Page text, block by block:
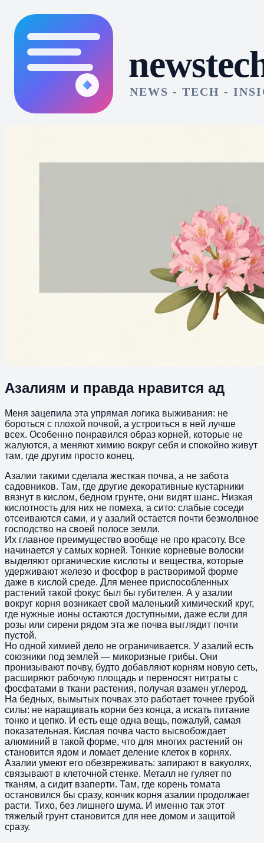
Азалиям и правда нравится ад
Меня зацепила эта упрямая логика выживания: не
бороться с плохой почвой, а устроиться в ней лучше
всех. Особенно понравился образ корней, которые не
жалуются, а меняют химию вокруг себя и спокойно живут
там, где другим просто конец.
Азалии такими сделала жесткая почва, а не забота
садовников. Там, где другие декоративные кустарники
вязнут в кислом, бедном грунте, они видят шанс. Низкая
кислотность для них не помеха, а сито: слабые соседи
отсеиваются сами, и у азалий остается почти безмолвное
господство на своей полосе земли.
Их главное преимущество вообще не про красоту. Все
начинается у самых корней. Тонкие корневые волоски
выделяют органические кислоты и вещества, которые
удерживают железо и фосфор в растворимой форме
даже в кислой среде. Для менее приспособленных
растений такой фокус был бы губителен. А у азалии
вокруг корня возникает свой маленький химический круг,
где нужные ионы остаются доступными, даже если для
розы или сирени рядом эта же почва выглядит почти
пустой.
Но одной химией дело не ограничивается. У азалий есть
союзники под землей — микоризные грибы. Они
пронизывают почву, будто добавляют корням новую сеть,
расширяют рабочую площадь и переносят нитраты с
фосфатами в ткани растения, получая взамен углерод.
На бедных, вымытых почвах это работает точнее грубой
силы: не наращивать корни без конца, а искать питание
тонко и цепко. И есть еще одна вещь, пожалуй, самая
показательная. Кислая почва часто высвобождает
алюминий в такой форме, что для многих растений он
становится ядом и ломает деление клеток в корнях.
Азалии умеют его обезвреживать: запирают в вакуолях,
связывают в клеточной стенке. Металл не гуляет по
тканям, а сидит взаперти. Там, где корень томата
остановился бы сразу, кончик корня азалии продолжает
расти. Тихо, без лишнего шума. И именно так этот
тяжелый грунт становится для нее домом и защитой
сразу.